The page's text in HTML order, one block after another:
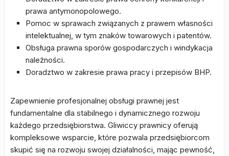
prawa antymonopolowego.
Pomoc w sprawach związanych z prawem własności
intelektualnej, w tym znaków towarowych i patentów.
Obsługa prawna sporów gospodarczych i windykacja
należności.
Doradztwo w zakresie prawa pracy i przepisów BHP.
Zapewnienie profesjonalnej obsługi prawnej jest
fundamentalne dla stabilnego i dynamicznego rozwoju
każdego przedsiębiorstwa. Gliwiccy prawnicy oferują
kompleksowe wsparcie, które pozwala przedsiębiorcom
skupić się na rozwoju swojej działalności, mając pewność,